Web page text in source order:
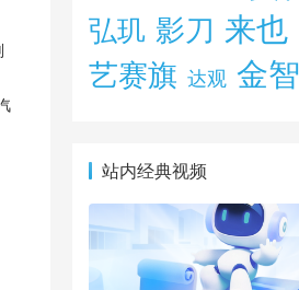
弘玑 影刀 来也
艺赛旗 达观 金
站内经典视频